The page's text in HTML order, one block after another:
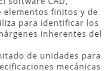
elementos finitos y de
para identificar los
inherentes del
de unidades para
mecánicas